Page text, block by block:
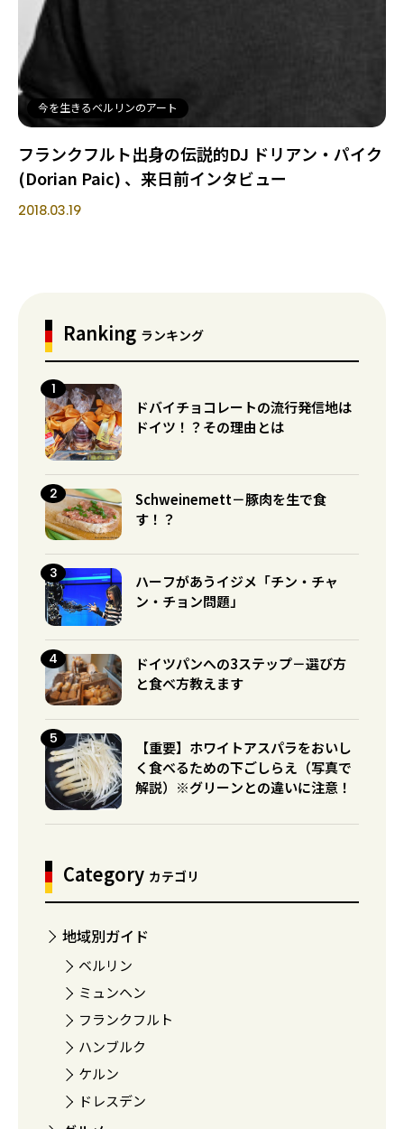
今を生きるベルリンのアート
フランクフルト出身の伝説的DJ ドリアン・パイク
(Dorian Paic) 、来日前インタビュー
2018.03.19
Ranking ランキング
ドバイチョコレートの流行発信地は
ドイツ！？その理由とは
Schweinemett－豚肉を生で食
す！？
ハーフがあうイジメ「チン・チャ
ン・チョン問題」
ドイツパンへの3ステップ－選び方
と食べ方教えます
【重要】ホワイトアスパラをおいし
く食べるための下ごしらえ（写真で
解説）※グリーンとの違いに注意！
Category カテゴリ
地域別ガイド
ベルリン
ミュンヘン
フランクフルト
ハンブルク
ケルン
ドレスデン